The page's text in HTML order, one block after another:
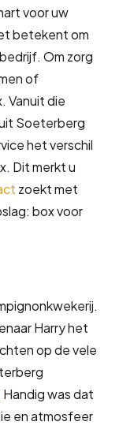
voor uw
betekent om
Om zorg
of
Vanuit die
Soeterberg
het verschil
Dit merkt u
zoekt met
box voor
Harry het
op de vele
Handig was dat
en atmosfeer